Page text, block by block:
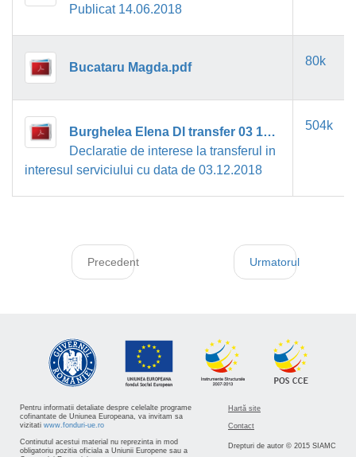
Publicat 14.06.2018
Bucataru Magda.pdf 80k
Burghelea Elena DI transfer 03 12 2018.pdf
Declaratie de interese la transferul in
interesul serviciului cu data de 03.12.2018
504k
Precedent Urmatorul
Pentru informatii detaliate despre celelalte programe
cofinantate de Uniunea Europeana, va invitam sa
vizitati www.fonduri-ue.ro
Continutul acestui material nu reprezinta in mod
obligatoriu pozitia oficiala a Uniunii Europene sau a
Hartă site
Contact
Drepturi de autor © 2015 SIAMC